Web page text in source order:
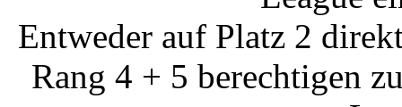
Entweder auf Platz 2
Rang 4 + 5 berechtigen